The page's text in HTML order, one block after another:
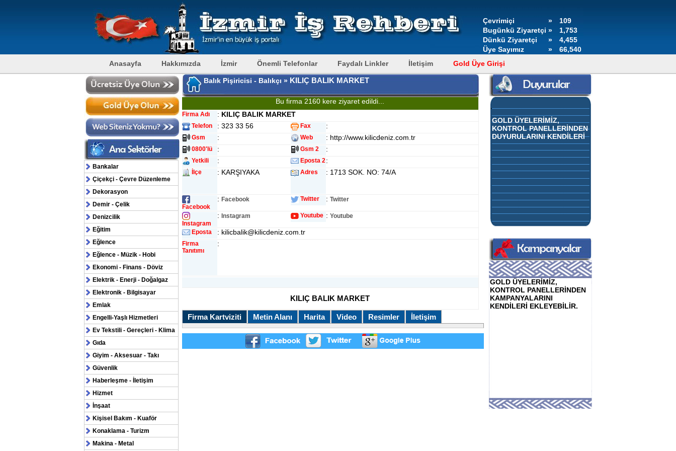
Çevrimiçi »
109
Bugünkü Ziyaretçi »
1,753
Dünkü Ziyaretçi
»
4,455
Üye Sayımız
»
66,540
Anasayfa
Hakkımızda İzmir Önemli Telefonlar Faydalı Linkler İletişim Gold Üye Girişi
Bankalar
Çiçekçi - Çevre Düzenleme
Dekorasyon
Demir - Çelik
Denizcilik
Eğitim
Eğlence
Eğlence - Müzik - Hobi
Ekonomi - Finans - Döviz
Elektrik - Enerji - Doğalgaz
Elektronik - Bilgisayar
Emlak
Engelli-Yaşlı Hizmetleri
Ev Tekstili - Gereçleri - Klima
Gıda
Giyim - Aksesuar - Takı
Güvenlik
Haberleşme - İletişim
Hizmet
İnşaat
Kişisel Bakım - Kuaför
Konaklama - Turizm
Makina - Metal
Balık Pişiricisi - Balıkçı » KILIÇ BALIK MARKET
Bu firma 2160 kere ziyaret edildi...
Firma Adı : KILIÇ BALIK MARKET
Telefon : 323 33 56 Fax :
Gsm : Web : http://www.kilicdeniz.com.tr
0800'lü : Gsm 2 :
Yetkili : Eposta 2:
İlçe : KARŞIYAKA Adres : 1713 SOK. NO: 74/A
Facebook
: Facebook Twitter : Twitter
Instagram
: Instagram Youtube : Youtube
Eposta : kilicbalik@kilicdeniz.com.tr
Firma
Tanıtımı
:
KILIÇ BALIK MARKET
Firma Kartviziti Metin Alanı Harita Video Resimler İletişim
GOLD ÜYELERİMİZ,
KONTROL PANELLERİNDEN
DUYURULARINI KENDİLERİ
EKLEYEBİLİR.
GOLD ÜYELERİMİZ,
KONTROL PANELLERİNDEN
KAMPANYALARINI
KENDİLERİ EKLEYEBİLİR.